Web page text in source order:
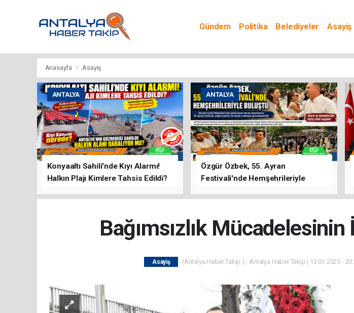
Gündem Politika Belediyeler Asayiş
Anasayfa Asayiş
ANTALYA
Konyaaltı Sahili'nde Kıyı Alarmı!
Halkın Plajı Kimlere Tahsis Edildi?
ANTALYA
Özgür Özbek, 55. Ayran
Festivali'nde Hemşehrileriyle
Bağımsızlık Mücadelesinin
Asayiş (Antalya Haber Takip ) - Antalya Haber Takip | 13.01.2025 -